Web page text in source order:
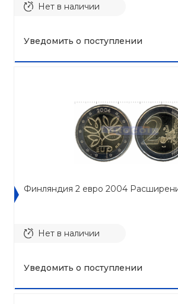
Нет в наличии
Уведомить о поступлении
Финляндия 2 евро 2004
Нет в наличии
Уведомить о поступлении